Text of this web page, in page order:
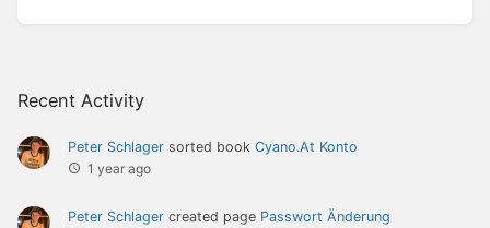
Recent Activity
Peter Schlager sorted book Cyano.At Konto
1 year ago
Peter Schlager created page Passwort Änderung